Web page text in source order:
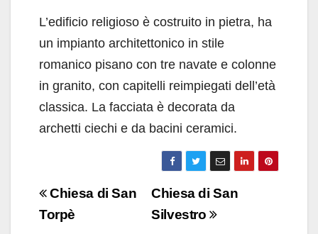
L’edificio religioso è costruito in pietra, ha
un impianto architettonico in stile
romanico pisano con tre navate e colonne
in granito, con capitelli reimpiegati dell’età
classica. La facciata è decorata da
archetti ciechi e da bacini ceramici.
Navigazione
articoli
Chiesa di San
Silvestro
Chiesa di San
Torpè